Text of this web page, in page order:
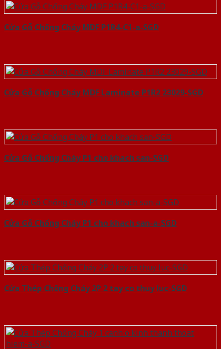
Cửa Gỗ Chống Cháy MDF P1R4-C1-a-SGD
Cửa Gỗ Chống Cháy MDF Laminate P1R2 23029-SGD
Cửa Gỗ Chống Cháy P1 cho khach san-SGD
Cửa Gỗ Chống Cháy P1 cho khach san-a-SGD
Cửa Thép Chống Cháy 2P 2 tay co thuy luc-SGD